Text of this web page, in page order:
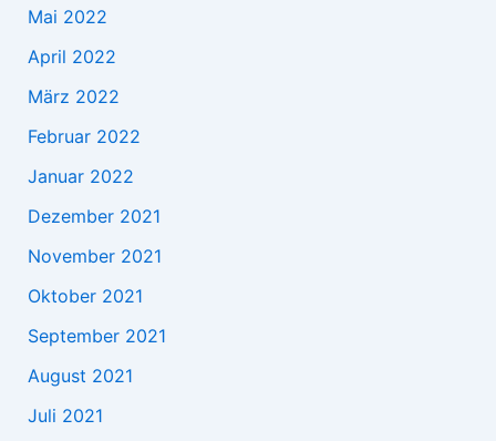
Mai 2022
April 2022
März 2022
Februar 2022
Januar 2022
Dezember 2021
November 2021
Oktober 2021
September 2021
August 2021
Juli 2021